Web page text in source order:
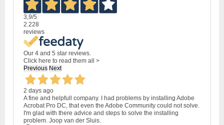
3,9/5
2.228
reviews
Our 4 and 5 star reviews.
Click here to read them all >
Previous Next
2 days ago
A fine and helpfull company. I had problems by installing Adobe
Acrobat Pro DC, that even the Adobe Community could not solve.
I'm glad with there advice and steps to solve the installing
problem. Joop van der Sluis.